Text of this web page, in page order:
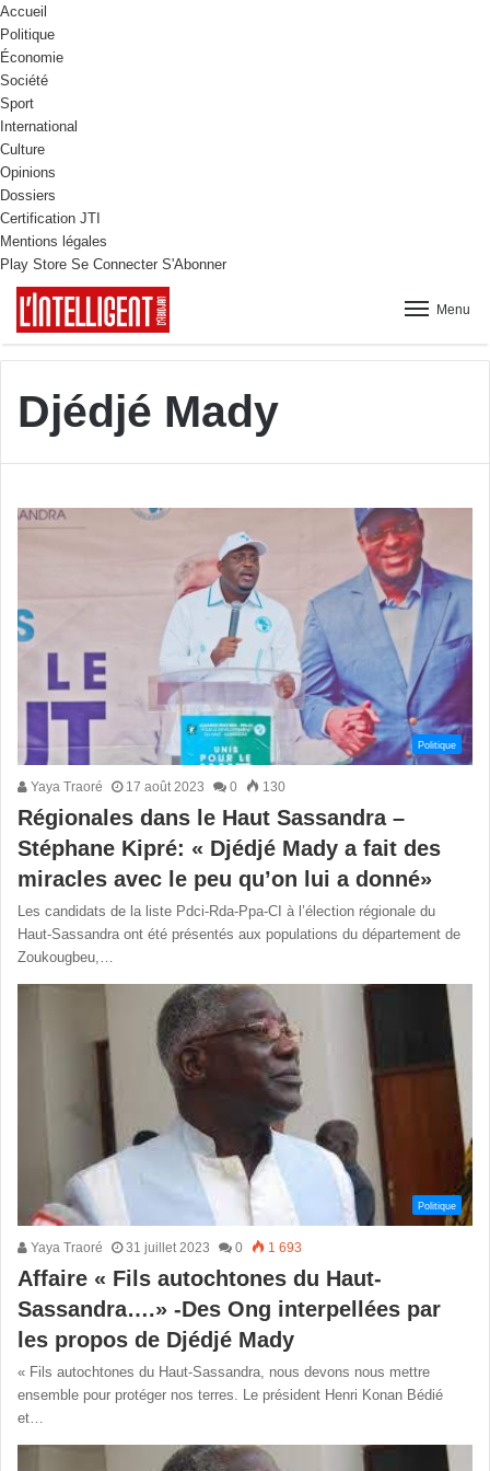
Accueil
Politique
Économie
Société
Sport
International
Culture
Opinions
Dossiers
Certification JTI
Mentions légales
Play Store Se Connecter S'Abonner
Menu
Djédjé Mady
Politique
Yaya Traoré 17 août 2023 0 130
Régionales dans le Haut Sassandra –
Stéphane Kipré: « Djédjé Mady a fait des
miracles avec le peu qu’on lui a donné»
Les candidats de la liste Pdci-Rda-Ppa-CI à l’élection régionale du
Haut-Sassandra ont été présentés aux populations du département de
Zoukougbeu,…
Politique
Yaya Traoré 31 juillet 2023 0 1 693
Affaire « Fils autochtones du Haut-
Sassandra….» -Des Ong interpellées par
les propos de Djédjé Mady
« Fils autochtones du Haut-Sassandra, nous devons nous mettre
ensemble pour protéger nos terres. Le président Henri Konan Bédié
et…